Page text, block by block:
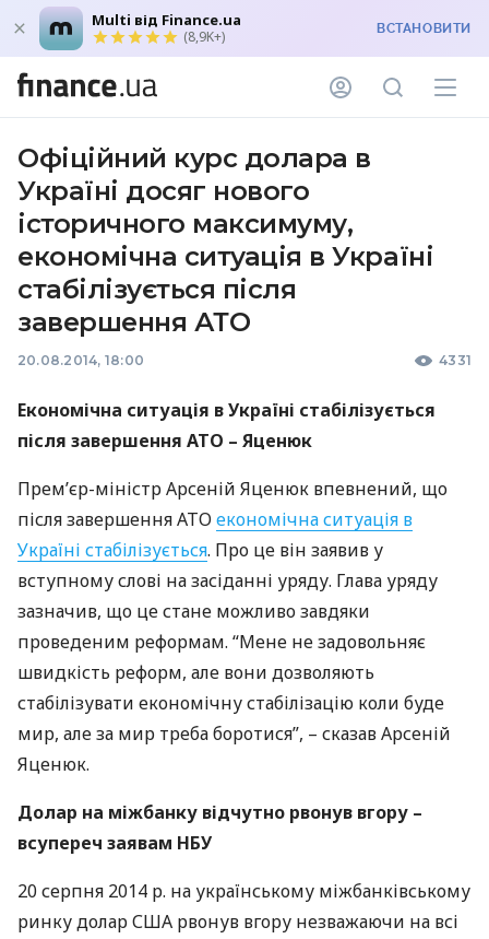
Multi від Finance.ua
(8,9K+) ВСТАНОВИТИ
Офіційний курс долара в
Україні досяг нового
історичного максимуму,
економічна ситуація в Україні
стабілізується після
завершення АТО
20.08.2014, 18:00 4331
Економічна ситуація в Україні стабілізується
після завершення АТО – Яценюк
Прем’єр-міністр Арсеній Яценюк впевнений, що
після завершенняАТО економічна ситуація в
Україні стабілізується. Про це він заявив у
вступному слові на засіданні уряду. Глава уряду
зазначив, що це стане можливо завдяки
проведеним реформам. “Мене не задовольняє
швидкість реформ, але вони дозволяють
стабілізувати економічну стабілізацію коли буде
мир, але за мир треба боротися”, – сказав Арсеній
Яценюк.
Долар на міжбанку відчутно рвонув вгору –
всупереч заявам НБУ
20 серпня 2014 р. на українському міжбанківському
ринку доларСША рвонув вгору незважаючи на всі